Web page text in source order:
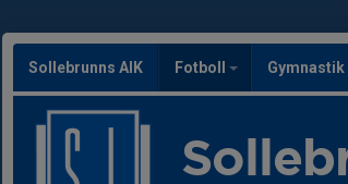
Sollebrunns AIK Fotboll Gymnastik